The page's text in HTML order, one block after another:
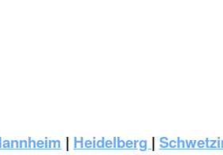
| Heidelberg |